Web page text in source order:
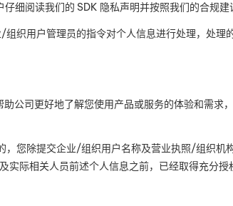
仔细阅读我们的 SDK 隐私声明并按照我们的合规建
/组织用户管理员的指令对个人信息进行处理，处理
公司更好地了解您使用产品或服务的体验和需求
，您除提交企业/组织用户名称及营业执照/组织机
实际相关人员前述个人信息之前，已经取得充分授